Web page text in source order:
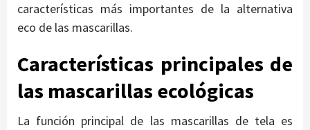
características más importantes de la alternativa
eco de las mascarillas.
Características principales de
las mascarillas ecológicas
La función principal de las mascarillas de tela es